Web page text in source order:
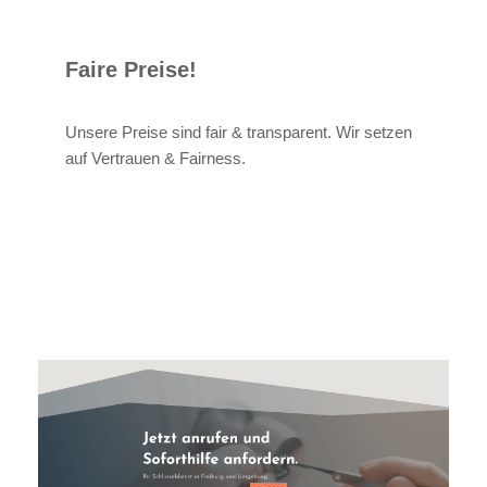
Faire Preise!
Unsere Preise sind fair & transparent. Wir setzen
auf Vertrauen & Fairness.